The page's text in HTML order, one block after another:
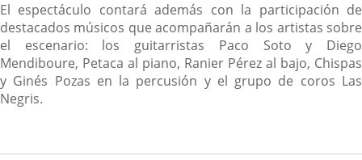
El espectáculo contará además con la participación de
destacados músicos que acompañarán a los artistas sobre
el escenario: los guitarristas Paco Soto y Diego
Mendiboure, Petaca al piano, Ranier Pérez al bajo, Chispas
y Ginés Pozas en la percusión y el grupo de coros Las
Negris.